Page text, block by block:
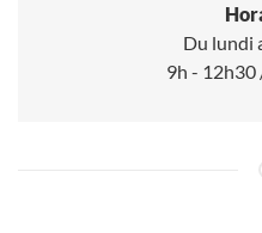
Du lundi
9h - 12h30